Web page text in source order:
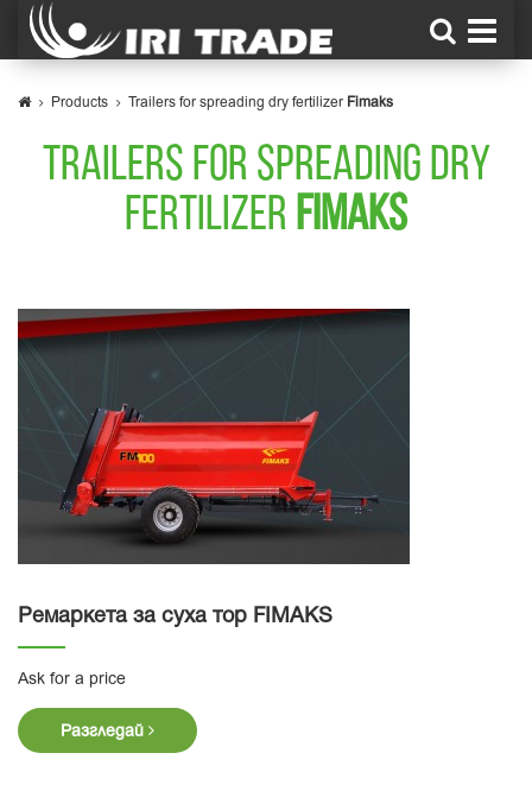
Products Trailers for spreading dry fertilizer Fimaks
TRAILERS FOR SPREADING DRY
FERTILIZER FIMAKS
Ремаркета за суха тор FIMAKS
Ask for a price
Разгледай